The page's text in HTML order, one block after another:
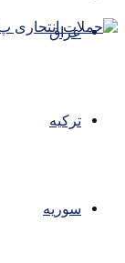
عراق
ترکیه
سوریه